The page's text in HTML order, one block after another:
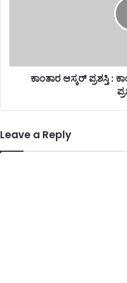
ಕಾಂತಾರ ಆಸ್ಕರ್ ಪ್ರಶಸ್ತಿ :
Leave a Reply